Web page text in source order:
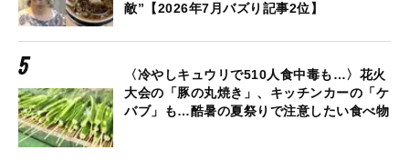
敵”【2026年7月バズり記事2位】
〈冷やしキュウリで510人食中毒も…〉花火
大会の「豚の丸焼き」、キッチンカーの「ケ
バブ」も…酷暑の夏祭りで注意したい食べ物